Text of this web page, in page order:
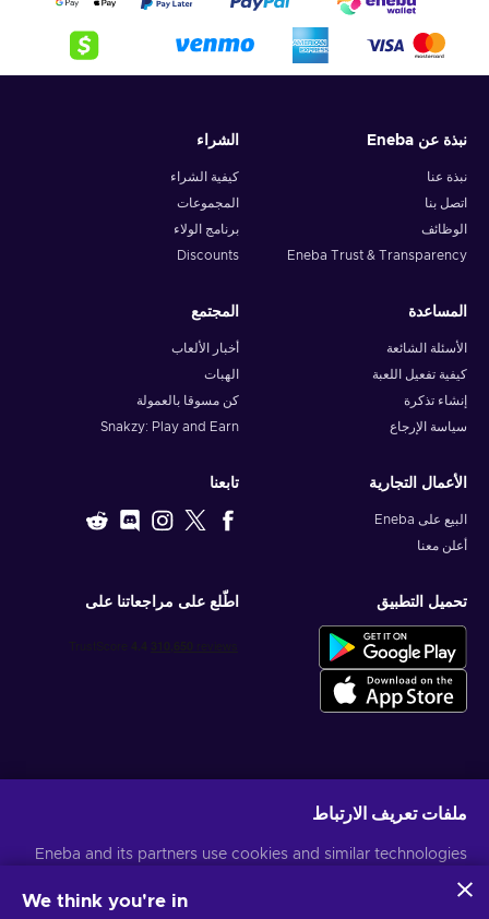
نبذة عن Eneba
نبذة عنا
اتصل بنا
الوظائف
Eneba Trust & Transparency
الشراء
كيفية الشراء
المجموعات
برنامج الولاء
Discounts
المساعدة
الأسئلة الشائعة
كيفية تفعيل اللعبة
إنشاء تذكرة
سياسة الإرجاع
المجتمع
أخبار الألعاب
الهبات
كن مسوقا بالعمولة
Snakzy: Play and Earn
الأعمال التجارية
البيع على Eneba
أعلن معنا
تابعنا
تحميل التطبيق اطّلع على مراجعاتنا على
ملفات تعريف الارتباط
Eneba and its partners use cookies and similar technologies
website. We use this information to enhance content,
We think you're in